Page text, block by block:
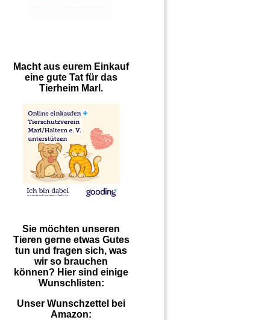
Macht aus eurem Einkauf
eine gute Tat für das
Tierheim Marl.
Sie möchten unseren
Tieren gerne etwas Gutes
tun und fragen sich, was
wir so brauchen
können? Hier sind einige
Wunschlisten:
Unser Wunschzettel bei
Amazon: